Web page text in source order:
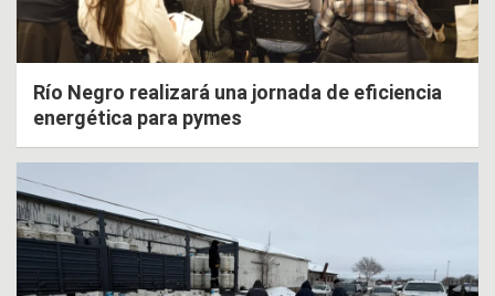
Río Negro realizará una jornada de eficiencia
energética para pymes